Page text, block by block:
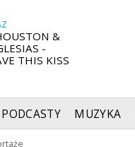
&
-
THIS KISS
PODCASTY MUZYKA